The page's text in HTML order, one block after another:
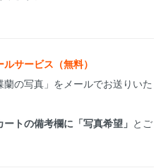
サービス（無料）
の写真」をメールでお送りいた
トの備考欄に「写真希望」 とご